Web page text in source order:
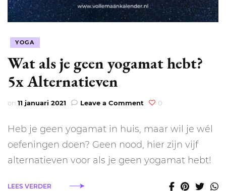
YOGA
Wat als je geen yogamat hebt?
5x Alternatieven
on 11 januari 2021 Leave a Comment on
je
geen
hebt?
Alternatieven
0
Heb je geen yogamat in huis, maar wil je wél
oefeningen doen? Geen nood, hier zijn vijf
alternatieven voor als je geen yogamat hebt!
LEES VERDER